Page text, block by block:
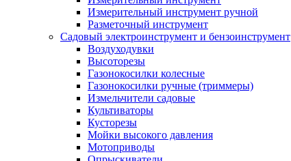
Измерительный инструмент ручной
Разметочный инструмент
Садовый электроинструмент и бензоинструмент
Воздуходувки
Высоторезы
Газонокосилки колесные
Газонокосилки ручные (триммеры)
Измельчители садовые
Культиваторы
Кусторезы
Мойки высокого давления
Мотоприводы